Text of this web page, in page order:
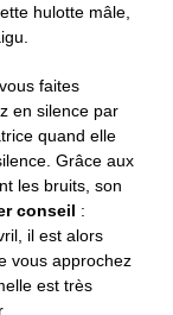
hulotte mâle,
faites
en silence par
quand elle
Grâce aux
les bruits, son
conseil :
il est alors
vous approchez
est très